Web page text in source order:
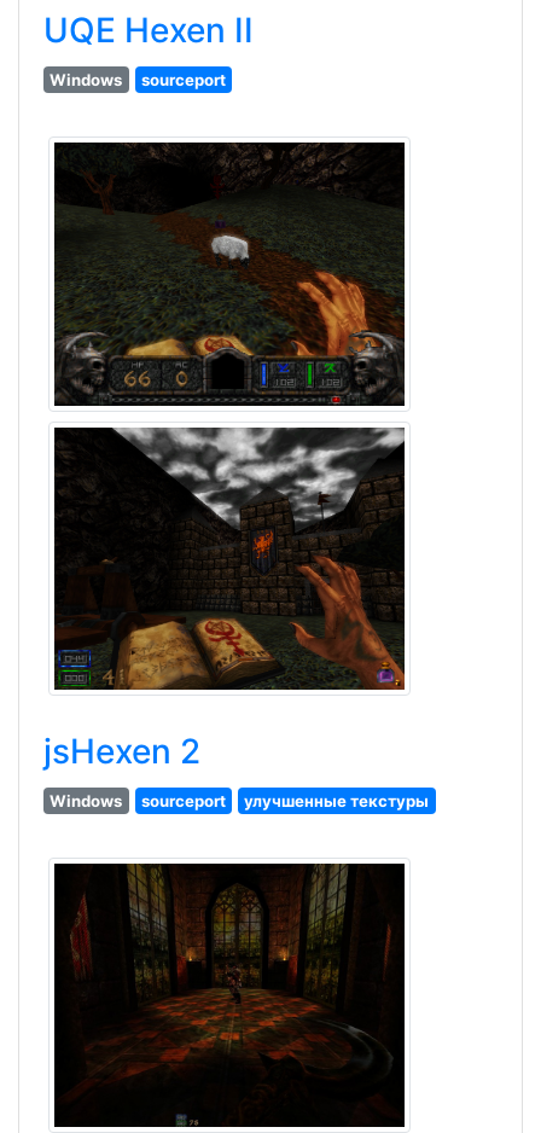
UQE Hexen II
Windows sourceport
jsHexen 2
Windows sourceport улучшенные текстуры